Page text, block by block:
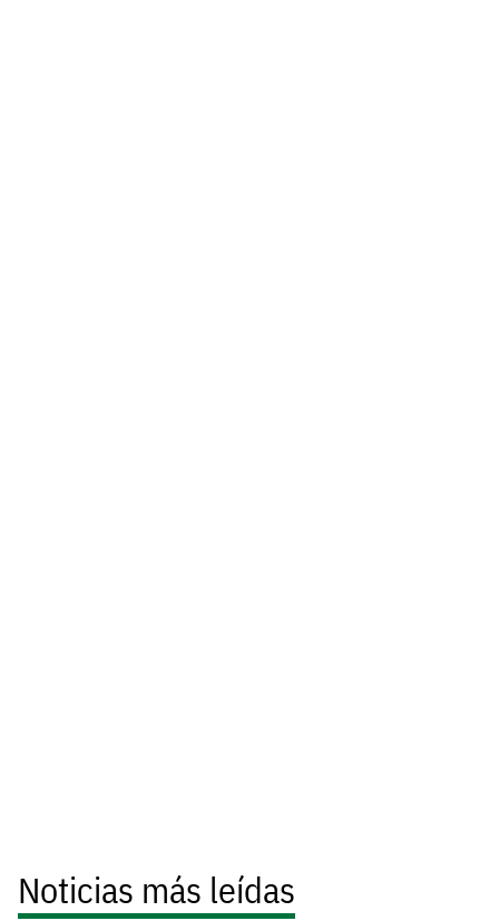
Noticias más leídas